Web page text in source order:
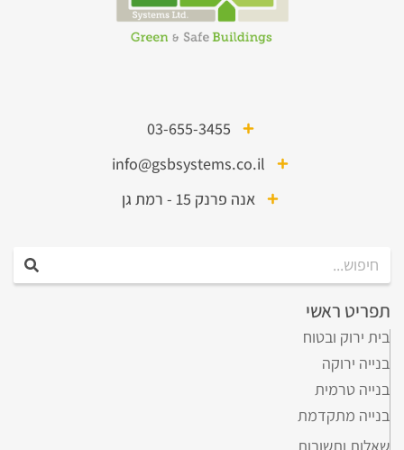
03-655-3455
info@gsbsystems.co.il
אנה פרנק 15 - רמת גן
תפריט ראשי
בית ירוק ובטוח
בנייה ירוקה
בנייה טרמית
בנייה מתקדמת
שאלות ותשובות